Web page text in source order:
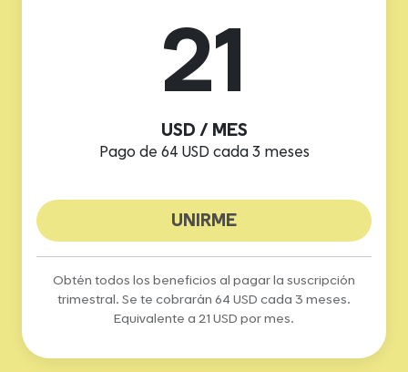
21
USD / MES
Pago de 64 USD cada 3 meses
UNIRME
Obtén todos los beneficios al pagar la suscripción
trimestral. Se te cobrarán 64 USD cada 3 meses.
Equivalente a 21 USD por mes.